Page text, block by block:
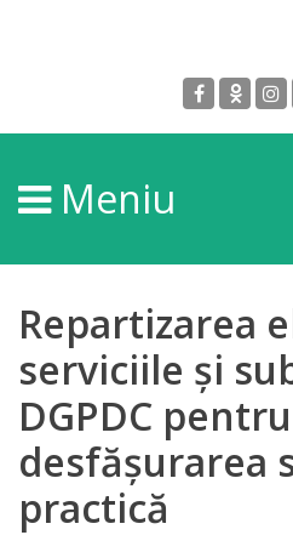
DGPDC
Informații
despre
DGPDC
Subdiviziuni/
Structura
Strategia
Meniu
Repartizarea
serviciile și
DGPDC pentru
desfășurarea
practică